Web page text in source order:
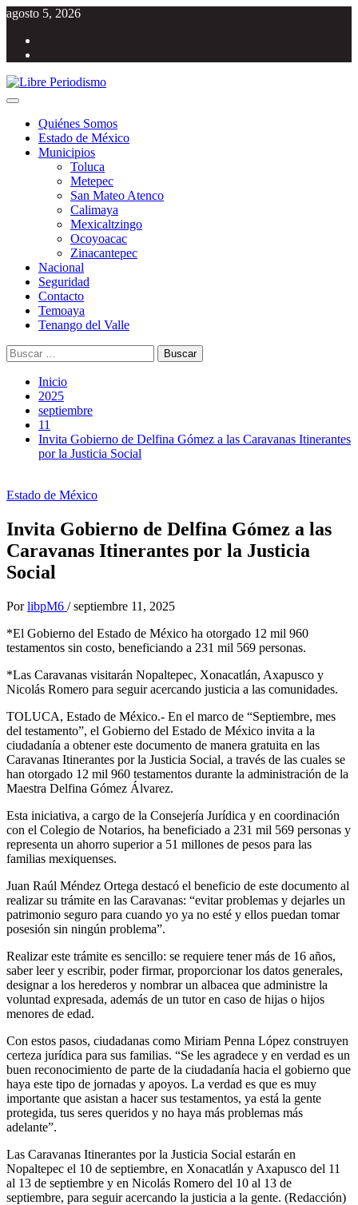
Saltar
contenido
agosto 5, 2026
Menú
principalQuiénes Somos
Estado de México
Municipios
Toluca
Metepec
San Mateo Atenco
Calimaya
Mexicaltzingo
Ocoyoacac
Zinacantepec
Nacional
Seguridad
Contacto
Temoaya
Tenango del Valle
Buscar:
Inicio
2025
septiembre
11
Invita Gobierno de Delfina Gómez a las Caravanas Itinerantes
por la Justicia Social
Estado de México
Invita Gobierno de Delfina Gómez a las
Caravanas Itinerantes por la Justicia
Social
Por libpM6 / septiembre 11, 2025
*El Gobierno del Estado de México ha otorgado 12 mil 960
testamentos sin costo, beneficiando a 231 mil 569 personas.
*Las Caravanas visitarán Nopaltepec, Xonacatlán, Axapusco y
Nicolás Romero para seguir acercando justicia a las comunidades.
TOLUCA, Estado de México.- En el marco de “Septiembre, mes
del testamento”, el Gobierno del Estado de México invita a la
ciudadanía a obtener este documento de manera gratuita en las
Caravanas Itinerantes por la Justicia Social, a través de las cuales se
han otorgado 12 mil 960 testamentos durante la administración de la
Maestra Delfina Gómez Álvarez.
Esta iniciativa, a cargo de la Consejería Jurídica y en coordinación
con el Colegio de Notarios, ha beneficiado a 231 mil 569 personas y
representa un ahorro superior a 51 millones de pesos para las
familias mexiquenses.
Juan Raúl Méndez Ortega destacó el beneficio de este documento al
realizar su trámite en las Caravanas: “evitar problemas y dejarles un
patrimonio seguro para cuando yo ya no esté y ellos puedan tomar
posesión sin ningún problema”.
Realizar este trámite es sencillo: se requiere tener más de 16 años,
saber leer y escribir, poder firmar, proporcionar los datos generales,
designar a los herederos y nombrar un albacea que administre la
voluntad expresada, además de un tutor en caso de hijas o hijos
menores de edad.
Con estos pasos, ciudadanas como Miriam Penna López construyen
certeza jurídica para sus familias. “Se les agradece y en verdad es un
buen reconocimiento de parte de la ciudadanía hacia el gobierno que
haya este tipo de jornadas y apoyos. La verdad es que es muy
importante que asistan a hacer sus testamentos, ya está la gente
protegida, tus seres queridos y no haya más problemas más
adelante”.
Las Caravanas Itinerantes por la Justicia Social estarán en
Nopaltepec el 10 de septiembre, en Xonacatlán y Axapusco del 11
al 13 de septiembre y en Nicolás Romero del 10 al 13 de
septiembre, para seguir acercando la justicia a la gente. (Redacción)